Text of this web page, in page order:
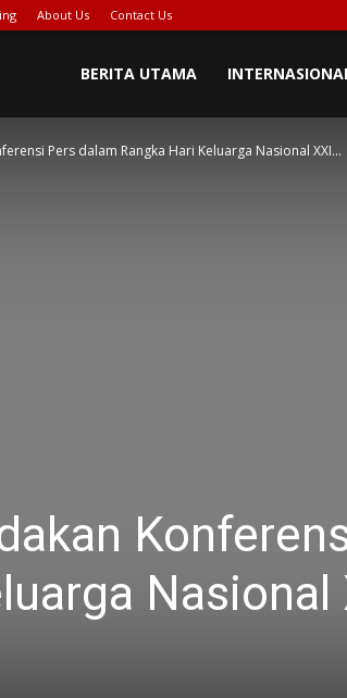
About Us Contact Us
BERITA UTAMA
Pers dalam Rangka Hari Keluarga Nasional XXI...
Nasional